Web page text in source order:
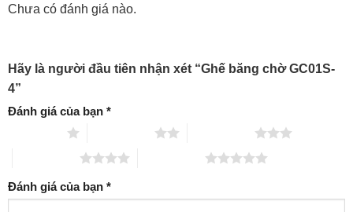
Chưa có đánh giá nào.
Hãy là người đầu tiên nhận xét “Ghế băng chờ GC01S-
4”
Đánh giá của bạn *
Đánh giá của bạn *